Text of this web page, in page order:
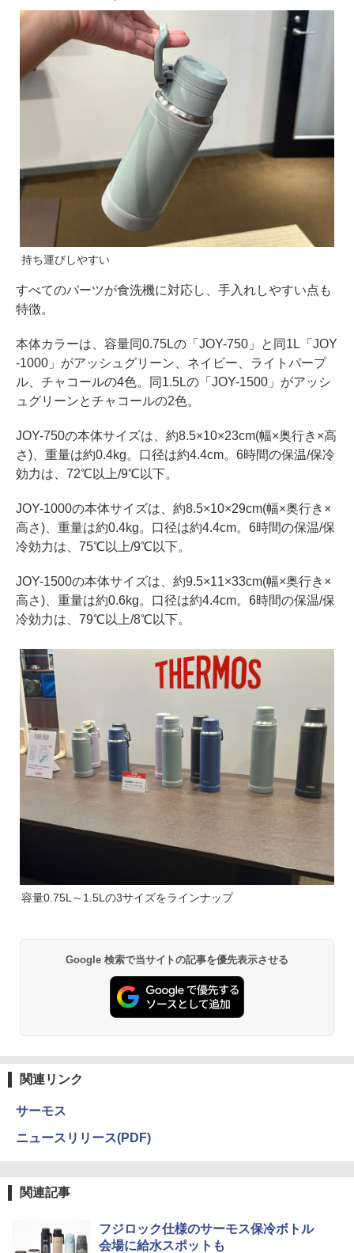
持ち運びしやすい
すべてのパーツが食洗機に対応し、手入れしやすい点も
特徴。
本体カラーは、容量同0.75Lの「JOY-750」と同1L「JOY
-1000」がアッシュグリーン、ネイビー、ライトパープ
ル、チャコールの4色。同1.5Lの「JOY-1500」がアッシ
ュグリーンとチャコールの2色。
JOY-750の本体サイズは、約8.5×10×23cm(幅×奥行き×高
さ)、重量は約0.4kg。口径は約4.4cm。6時間の保温/保冷
効力は、72℃以上/9℃以下。
JOY-1000の本体サイズは、約8.5×10×29cm(幅×奥行き×
高さ)、重量は約0.4kg。口径は約4.4cm。6時間の保温/保
冷効力は、75℃以上/9℃以下。
JOY-1500の本体サイズは、約9.5×11×33cm(幅×奥行き×
高さ)、重量は約0.6kg。口径は約4.4cm。6時間の保温/保
冷効力は、79℃以上/8℃以下。
容量0.75L～1.5Lの3サイズをラインナップ
Google 検索で当サイトの記事を優先表示させる
関連リンク
サーモス
ニュースリリース(PDF)
関連記事
フジロック仕様のサーモス保冷ボトル
会場に給水スポットも